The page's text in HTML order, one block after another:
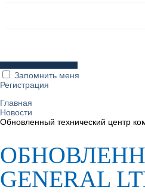
Запомнить меня
Регистрация
Главная
Новости
Обновленный технический центр
GENERAL